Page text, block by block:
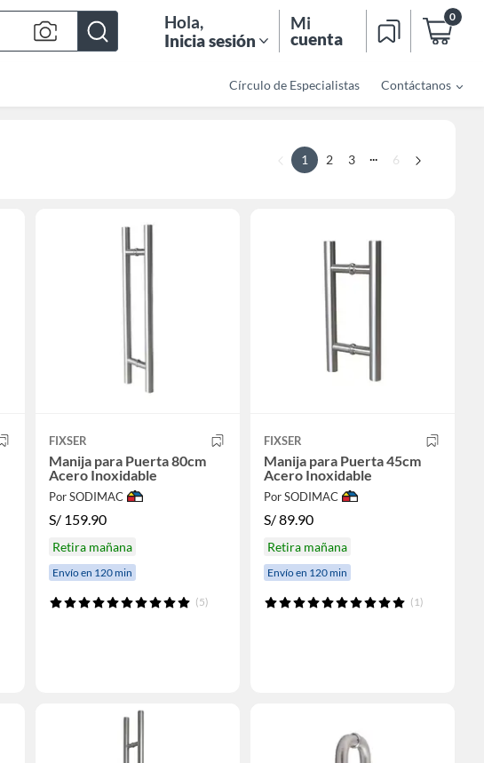
Hola,
Inicia sesión
Mi
cuenta
0
Círculo de Especialistas Contáctanos
1 2 3 ... 6
FIXSER
Manija para Puerta 80cm
Acero Inoxidable
Por SODIMAC
S/ 159.90
Retira mañana
Envío en 120 min
(5)
FIXSER
Manija para Puerta 45cm
Acero Inoxidable
Por SODIMAC
S/89.90
Retira mañana
Envío en 120 min
(1)